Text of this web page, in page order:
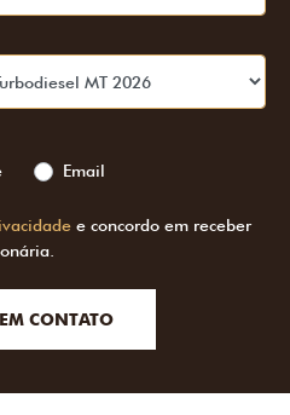
Email
e concordo em receber
CONTATO